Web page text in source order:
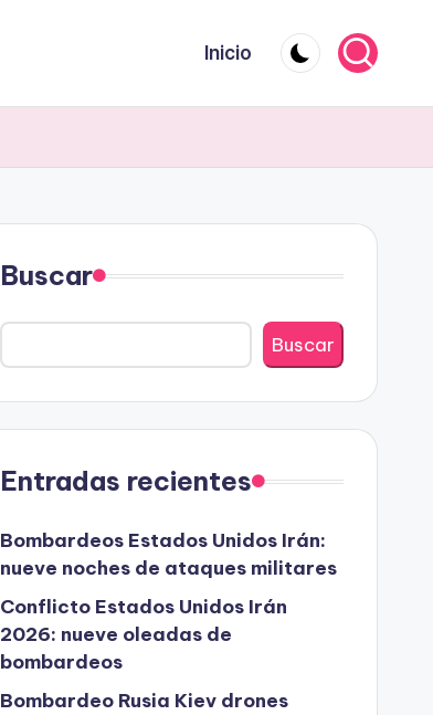
Inicio
Buscar
Buscar
Entradas recientes
Bombardeos Estados Unidos Irán:
nueve noches de ataques militares
Conflicto Estados Unidos Irán
2026: nueve oleadas de
bombardeos
Bombardeo Rusia Kiev drones